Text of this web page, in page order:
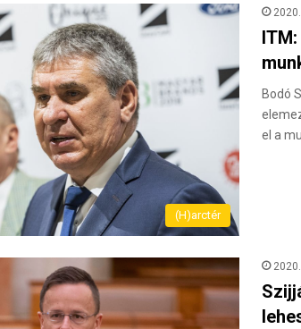
(H)arctér
Bodó
el a